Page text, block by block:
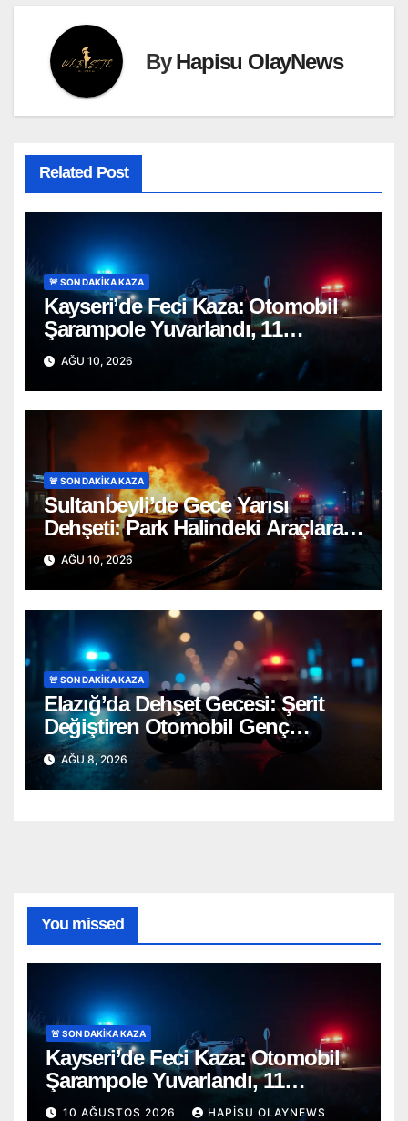
ByHapisu OlayNews
Related Post
🚨 SON DAKİKA KAZA
Kayseri’de Feci Kaza: Otomobil
Şarampole Yuvarlandı, 11
Yaşındaki Jinda Kurtarılamadı!
AĞU 10, 2026
🚨 SON DAKİKA KAZA
Sultanbeyli’de Gece Yarısı
Dehşeti: Park Halindeki Araçlara
Çarpan Otomobil Alev Alev Yandı!
AĞU 10, 2026
🚨 SON DAKİKA KAZA
Elazığ’da Dehşet Gecesi: Şerit
Değiştiren Otomobil Genç
Motosikletçiyi Hayattan Kopardı
AĞU 8, 2026
You missed
🚨 SON DAKİKA KAZA
Kayseri’de Feci Kaza: Otomobil
Şarampole Yuvarlandı, 11
Yaşındaki Jinda Kurtarılamadı!
10 AĞUSTOS 2026 HAPISU OLAYNEWS